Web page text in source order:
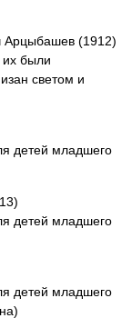
Арцыбашев (1912)
их были
светом и
детей младшего
детей младшего
детей младшего